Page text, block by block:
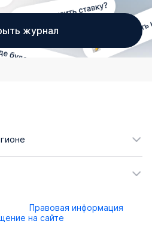
журнал
Правовая информация
на сайте